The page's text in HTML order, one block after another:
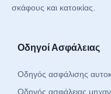
σκάφους και κατοικίας.
Οδηγοί Ασφάλειας
Οδηγός ασφάλισης
Οδηγός ασφάλειας